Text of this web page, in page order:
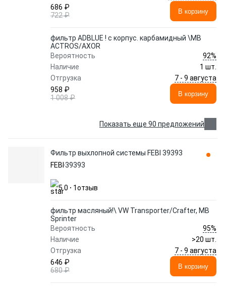
686 ₽
722 ₽
В корзину
фильтр ADBLUE ! с корпус. карбамидный \MB
ACTROS/AXOR
Вероятность
92%
Наличие
1 шт.
Отгрузка
7 - 9 августа
958 ₽
1 008 ₽
В корзину
Показать еще 90 предложений
Фильтр выхлопной системы FEBI 39393
FEBI 39393
5.0 1отзыв
фильтр масляный!\ VW Transporter/Crafter, MB
Sprinter
Вероятность
95%
Наличие
>20 шт.
Отгрузка
7 - 9 августа
646 ₽
680 ₽
В корзину